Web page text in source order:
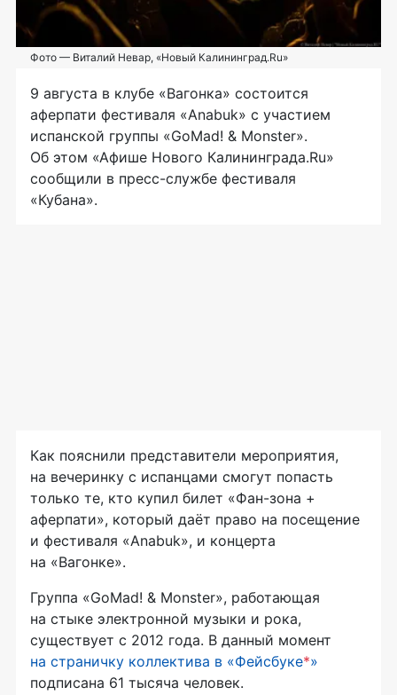
Фото — Виталий Невар, «Новый Калининград.Ru»
9 августа в клубе «Вагонка» состоится
аферпати фестиваля «Anabuk» с участием
испанской группы «GoMad! & Monster».
Об этом «Афише Нового Калининграда.Ru»
сообщили в пресс-службе фестиваля
«Кубана».
Как пояснили представители мероприятия,
на вечеринку с испанцами смогут попасть
только те, кто купил билет «Фан-зона +
аферпати», который даёт право на посещение
и фестиваля «Anabuk», и концерта
на «Вагонке».
Группа «GoMad! & Monster», работающая
на стыке электронной музыки и рока,
существует с 2012 года. В данный момент
на страничку коллектива в «Фейсбуке*»
подписана 61 тысяча человек.